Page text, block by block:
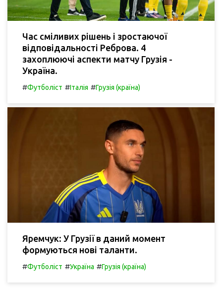
Час сміливих рішень і зростаючої
відповідальності Реброва. 4
захоплюючі аспекти матчу Грузія -
Україна.
#Футболіст #Італія #Грузія (країна)
Яремчук: У Грузії в даний момент
формуються нові таланти.
#Футболіст #Україна #Грузія (країна)